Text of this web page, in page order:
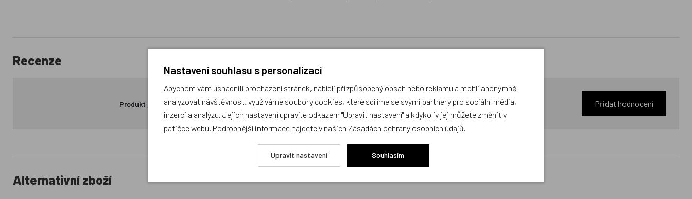
Recenze
Produkt zatím nemá žádné hodnocení,buďte první, kdo produkt ohodnotí! Přidat hodnocení
Alternativní zboží
Nastavení souhlasu s personalizací
Abychom vám usnadnili procházení stránek, nabídli přizpůsobený obsah nebo reklamu a mohli anonymně
analyzovat návštěvnost, využíváme soubory cookies, které sdílíme se svými partnery pro sociální média,
inzerci a analýzu. Jejich nastavení upravíte odkazem "Upravit nastavení" a kdykoliv jej můžete změnit v
patičce webu. Podrobnější informace najdete v našich Zásadách ochrany osobních údajů.
Upravit nastavení Souhlasím